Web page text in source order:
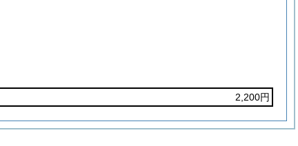
2,200円